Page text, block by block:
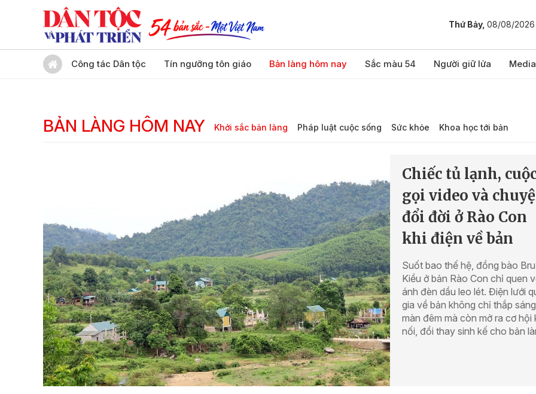
Thứ Bảy, 08/08/2026
Công tác Dân tộc Tín ngưỡng tôn giáo Bản làng hôm nay Sắc màu 54 Người giữ lửa Media
BẢN LÀNG HÔM NAY Khởi sắc bản làng Pháp luật cuộc sống Sức khỏe Khoa học tới bản
Chiếc tủ lạnh,
gọi video và
đổi đời ở Rào Con
khi điện về bản
Suốt bao thế hệ, đồng bào
Kiều ở bản Rào Con chỉ quen
ánh đèn dầu leo lét. Điện lưới
gia về bản không chỉ thắp sáng
màn đêm mà còn mở ra cơ hội
nối, đổi thay sinh kế cho bản